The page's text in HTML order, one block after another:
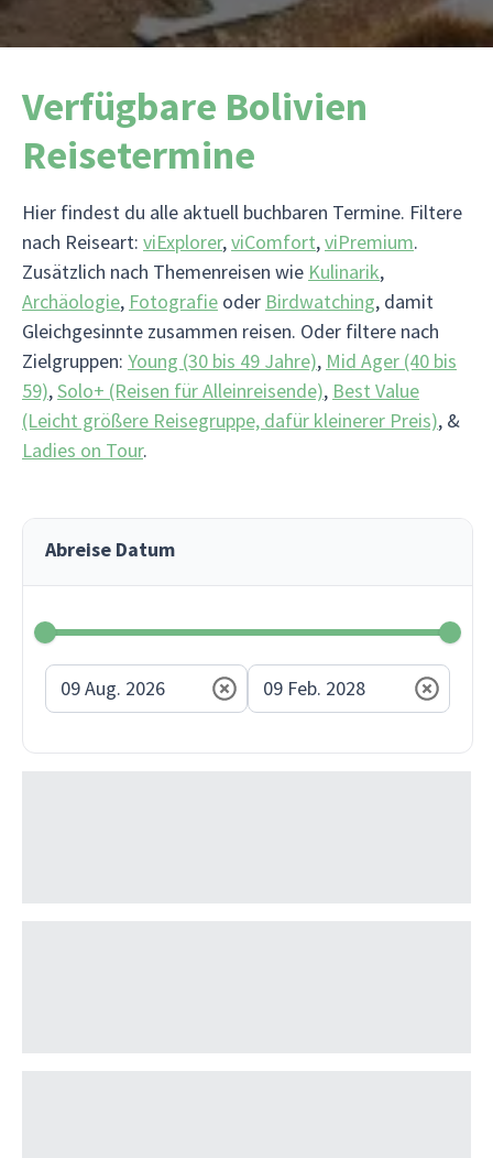
Verfügbare Bolivien
Reisetermine
Hier findest du alle aktuell buchbaren Termine. Filtere
nach Reiseart: viExplorer,viComfort,viPremium.
Zusätzlich nach Themenreisen wie Kulinarik,
Archäologie, Fotografie oder Birdwatching, damit
Gleichgesinnte zusammen reisen. Oder filtere nach
Zielgruppen: Young (30 bis 49 Jahre), Mid Ager (40 bis
59),Solo+ (Reisen für Alleinreisende), Best Value
(Leicht größere Reisegruppe, dafür kleinerer Preis), &
Ladies on Tour.
Abreise Datum